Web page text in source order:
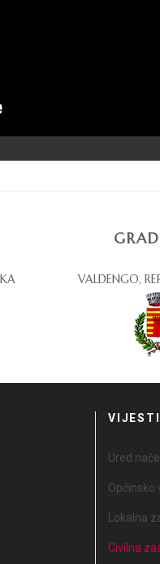
VALDENGO,
VIJESTI
Ured
Općinsko
Lokalna
Civilna